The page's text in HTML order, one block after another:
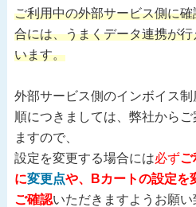
ご利用中の外部サービス側に
合には、うまくデータ連携が
います。
外部サービス側のインボイス
順につきましては、弊社から
ますので、
設定を変更する場合には必ずご
に変更点や、Bカートの設定を
ご確認いただきますようお願い